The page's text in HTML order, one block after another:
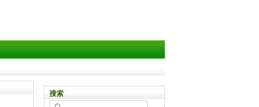
搜索